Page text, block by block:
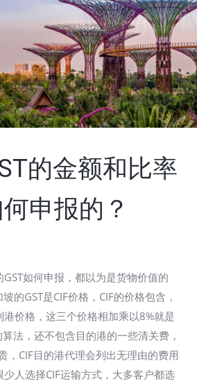
的金额和比率
申报的？
如何申报，都以为是货物价值的
的GST是CIF价格，CIF的价格包含，
价格，这三个价格相加乘以8%就是
算法，还不包含目的港的一些清关费，
，CIF目的港代理会列出无理由的费用
人选择CIF运输方式，大多客户都选